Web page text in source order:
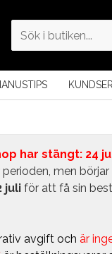
har stängt: 24
men
juli för att få sin
avgift och är